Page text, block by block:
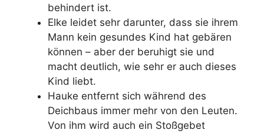
behindert ist.
Elke leidet sehr darunter, dass sie ihrem
Mann kein gesundes Kind hat gebären
können – aber der beruhigt sie und
macht deutlich, wie sehr er auch dieses
Kind liebt.
Hauke entfernt sich während des
Deichbaus immer mehr von den Leuten.
Von ihm wird auch ein Stoßgebet